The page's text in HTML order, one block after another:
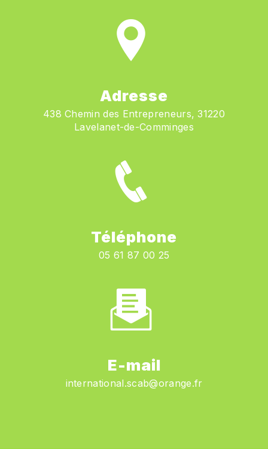
Adresse
438 Chemin des Entrepreneurs, 31220
Lavelanet-de-Comminges
Téléphone
05 61 87 00 25
E-mail
international.scab@orange.fr